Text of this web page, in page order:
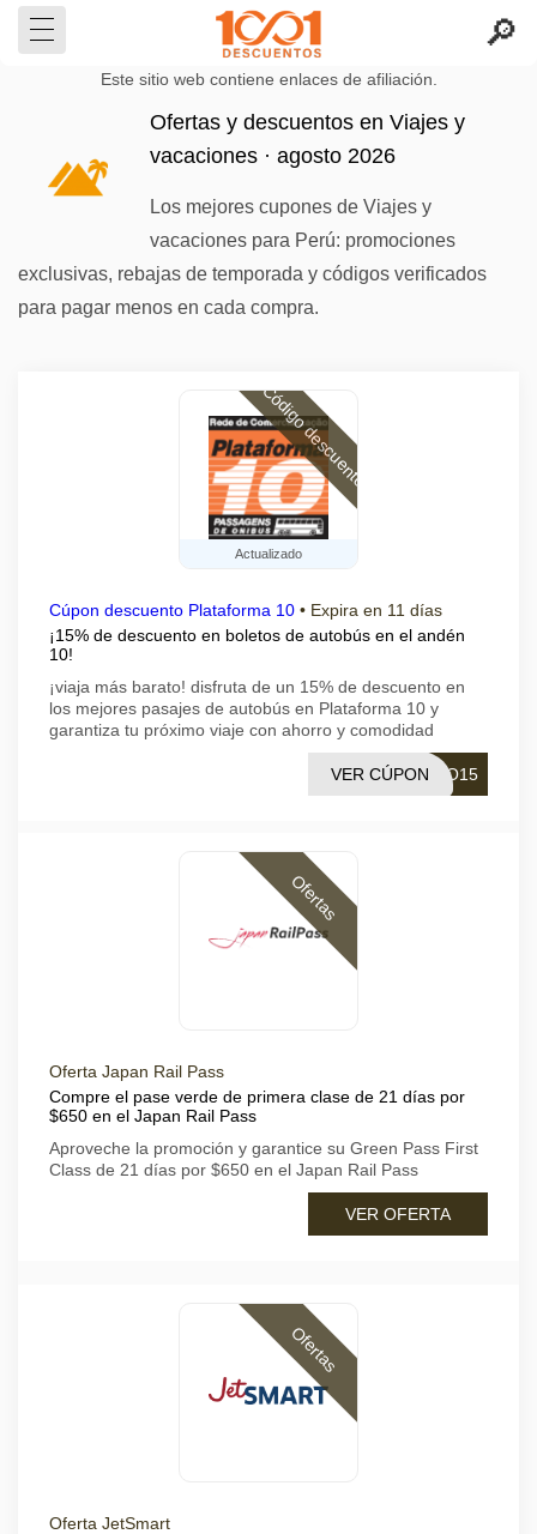
Este sitio web contiene enlaces de afiliación.
Ofertas y descuentos en Viajes y
vacaciones · agosto 2026
Los mejores cupones de Viajes y
vacaciones para Perú: promociones
exclusivas, rebajas de temporada y códigos verificados
para pagar menos en cada compra.
Actualizado
Código descuento
Cúpon descuento Plataforma 10 • Expira en 11 días
¡15% de descuento en boletos de autobús en el andén
10!
¡viaja más barato! disfruta de un 15% de descuento en
los mejores pasajes de autobús en Plataforma 10 y
garantiza tu próximo viaje con ahorro y comodidad
DO15
VER CÚPON
Ofertas
Oferta Japan Rail Pass
Compre el pase verde de primera clase de 21 días por
$650 en el Japan Rail Pass
Aproveche la promoción y garantice su Green Pass First
Class de 21 días por $650 en el Japan Rail Pass
VER OFERTA
Ofertas
Oferta JetSmart